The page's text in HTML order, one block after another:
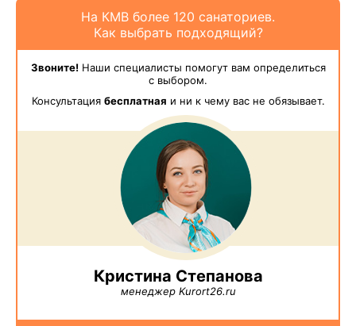
На КМВ более 120 санаториев.
Как выбрать подходящий?
Звоните!Наши специалисты помогут вам определиться
с выбором.
Консультация бесплатная и ни к чему вас не обязывает.
Кристина Степанова
менеджер Kurort26.ru